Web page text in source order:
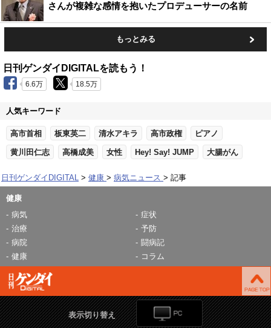
さんが複雑な感情を抱いたプロデューサーの名前
もっとみる
日刊ゲンダイDIGITALを読もう！
6.6万 18.5万
人気キーワード
高市首相 板東英二 清水アキラ 高市政権 ピアノ
黄川田仁志 高橋成美 女性 Hey! Say! JUMP 大腸がん
日刊ゲンダイDIGITAL 健康 病気ニュース 記事
健康
病気
症状
治療
予防
病院
闘病記
健康
コラム
表示切り替え